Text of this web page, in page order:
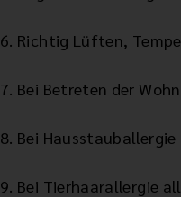
6. Richtig Lüften,
7. Bei Betreten der
8. Bei
9. Bei Tierhaarallergie